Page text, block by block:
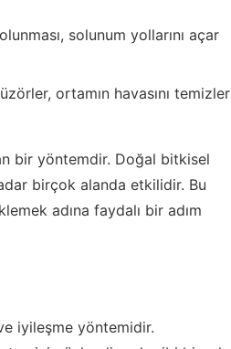
solunum yollarını açar
ortamın havasını temizler
bir yöntemdir. Doğal bitkisel
birçok alanda etkilidir. Bu
adına faydalı bir adım
iyileşme yöntemidir.